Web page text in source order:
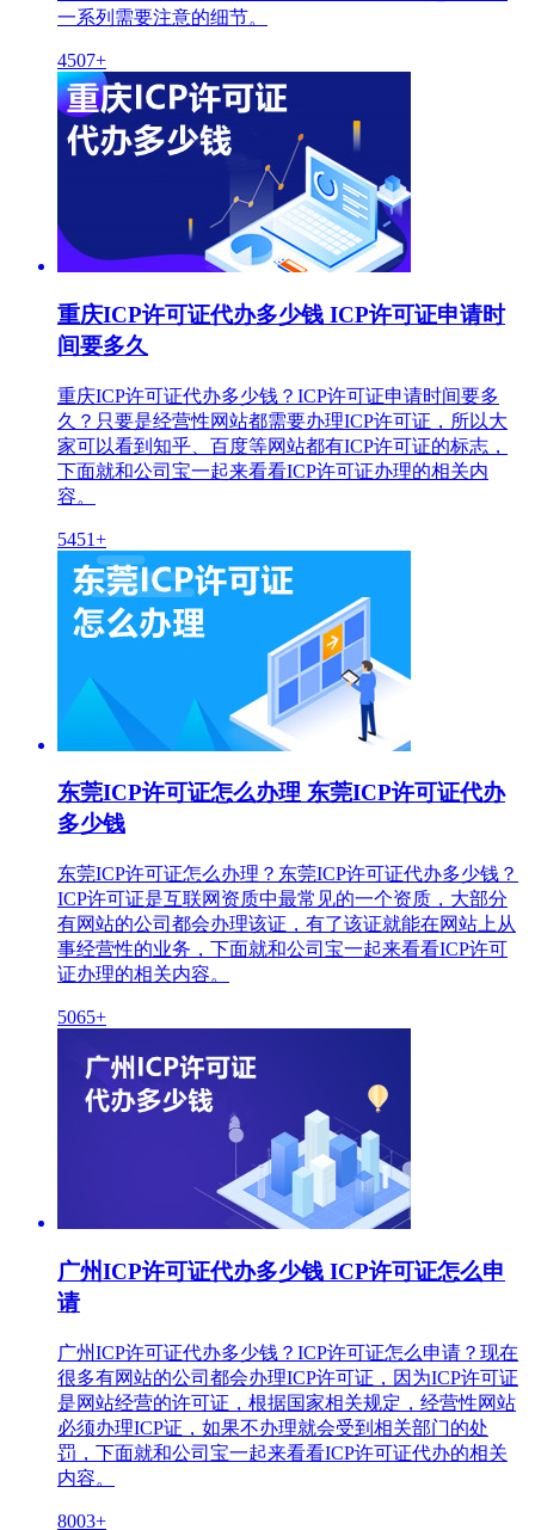
一系列需要注意的细节。
4507+
重庆ICP许可证代办多少钱 ICP许可证申请时
间要多久
重庆ICP许可证代办多少钱？ICP许可证申请时间要多
久？只要是经营性网站都需要办理ICP许可证，所以大
家可以看到知乎、百度等网站都有ICP许可证的标志，
下面就和公司宝一起来看看ICP许可证办理的相关内
容。
5451+
东莞ICP许可证怎么办理 东莞ICP许可证代办
多少钱
东莞ICP许可证怎么办理？东莞ICP许可证代办多少钱？
ICP许可证是互联网资质中最常见的一个资质，大部分
有网站的公司都会办理该证，有了该证就能在网站上从
事经营性的业务，下面就和公司宝一起来看看ICP许可
证办理的相关内容。
5065+
广州ICP许可证代办多少钱 ICP许可证怎么申
请
广州ICP许可证代办多少钱？ICP许可证怎么申请？现在
很多有网站的公司都会办理ICP许可证，因为ICP许可证
是网站经营的许可证，根据国家相关规定，经营性网站
必须办理ICP证，如果不办理就会受到相关部门的处
罚，下面就和公司宝一起来看看ICP许可证代办的相关
内容。
8003+